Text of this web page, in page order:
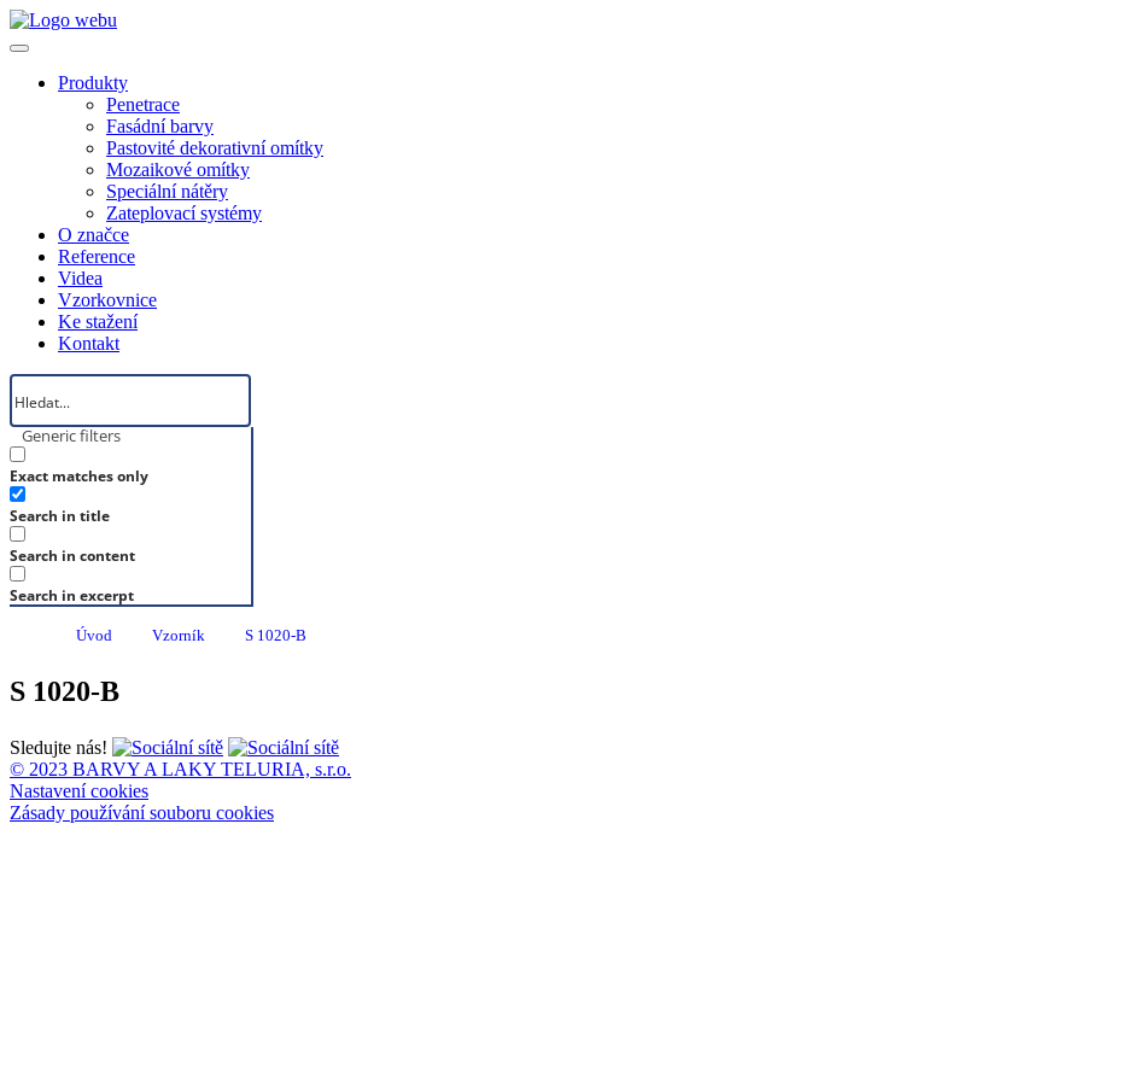
Produkty
Penetrace
Fasádní barvy
Pastovité dekorativní omítky
Mozaikové omítky
Speciální nátěry
Zateplovací systémy
O značce
Reference
Videa
Vzorkovnice
Ke stažení
Kontakt
Generic filters
Exact matches only
Search in title
Search in content
Search in excerpt
Úvod Vzorník S 1020-B
S 1020-B
Sledujte nás!
© 2023 BARVY A LAKY TELURIA, s.r.o.
Nastavení cookies
Zásady používání souboru cookies